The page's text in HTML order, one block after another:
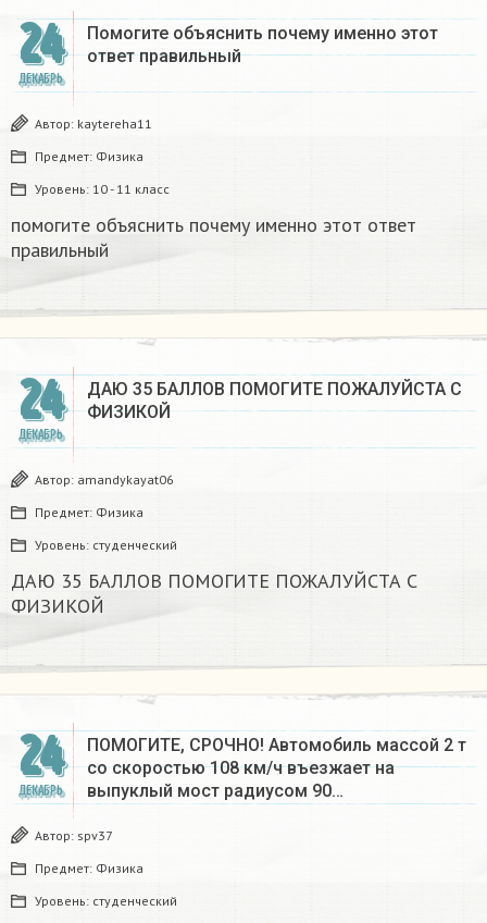
24
ДЕКАБРЬ
Помогите объяснить почему именно этот
ответ правильный
Автор: kaytereha11
Предмет: Физика
Уровень: 10 - 11 класс
помогите объяснить почему именно этот ответ
правильный
24
ДЕКАБРЬ
ДАЮ 35 БАЛЛОВ ПОМОГИТЕ ПОЖАЛУЙСТА С
ФИЗИКОЙ
Автор: amandykayat06
Предмет: Физика
Уровень: студенческий
ДАЮ 35 БАЛЛОВ ПОМОГИТЕ ПОЖАЛУЙСТА С
ФИЗИКОЙ
24
ДЕКАБРЬ
ПОМОГИТЕ, СРОЧНО! Автомобиль массой 2 т
со скоростью 108 км/ч въезжает на
выпуклый мост радиусом 90…
Автор: spv37
Предмет: Физика
Уровень: студенческий